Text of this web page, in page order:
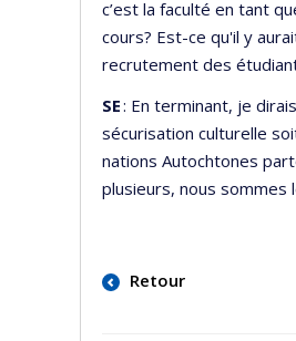
c’est la faculté en tant
cours? Est-ce qu'il y
recrutement des
SE: En terminant, je
sécurisation culturelle
nations Autochtones
plusieurs, nous sommes
Retour